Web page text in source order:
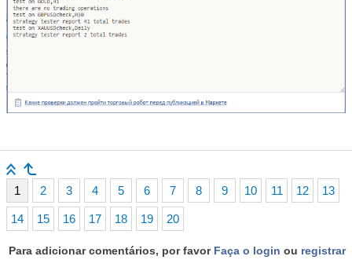
1 2 3 4 5 6 7 8 9 10 11 12 13
14 15 16 17 18 19 20
Para adicionar comentários, por favor Faça o login ou registrar